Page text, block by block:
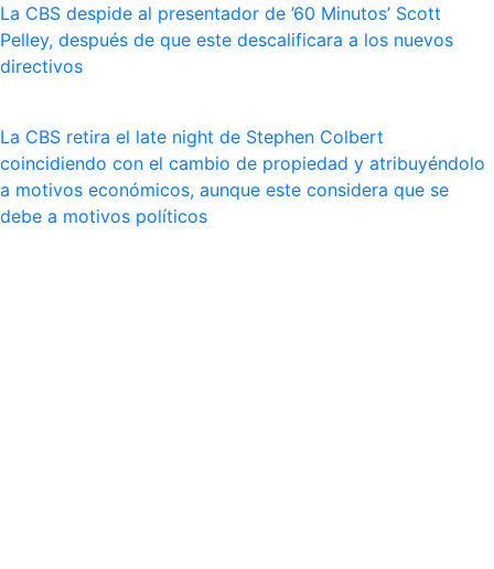
La CBS despide al presentador de ’60 Minutos’ Scott
Pelley, después de que este descalificara a los nuevos
directivos
La CBS retira el late night de Stephen Colbert
coincidiendo con el cambio de propiedad y atribuyéndolo
a motivos económicos, aunque este considera que se
debe a motivos políticos